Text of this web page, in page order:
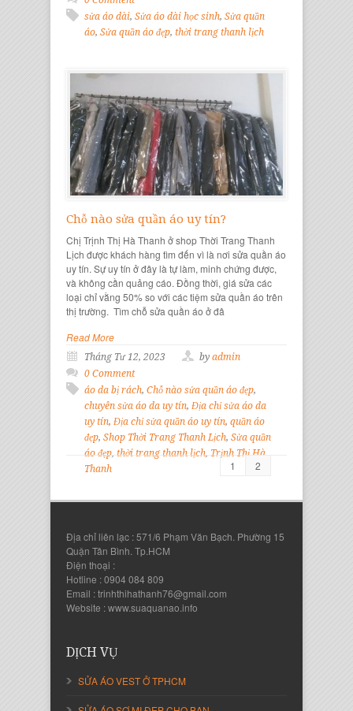
sửa áo dài, Sửa áo dài học sinh, Sửa quần
áo, Sửa quần áo đẹp, thời trang thanh lịch
Chỗ nào sửa quần áo uy tín?
Chị Trịnh Thị Hà Thanh ở shop Thời Trang Thanh
Lịch được khách hàng tìm đến vì là nơi sửa quần áo
uy tín. Sự uy tín ở đây là tự làm, minh chứng được,
và không cần quảng cáo. Đồng thời, giá sửa các
loại chỉ vằng 50% so với các tiệm sửa quần áo trên
thị trường. Tìm chỗ sửa quần áo ở đâ
Read More
Tháng Tư 12, 2023 by admin
0 Comment
áo da bị rách, Chỗ nào sửa quần áo đẹp,
chuyên sửa áo da uy tín, Địa chỉ sửa áo da
uy tín, Địa chỉ sửa quần áo uy tín, quần áo
đẹp, Shop Thời Trang Thanh Lịch, Sửa quần
áo đẹp, thời trang thanh lịch, Trịnh Thị Hà
Thanh
1 2
Địa chỉ liên lạc : 571/6 Phạm Văn Bạch. Phường 15
Quận Tân Bình. Tp.HCM
Điện thoại :
Hotline : 0904 084 809
Email : trinhthihathanh76@gmail.com
Website : www.suaquanao.info
DỊCH VỤ
SỬA ÁO VEST Ở TPHCM